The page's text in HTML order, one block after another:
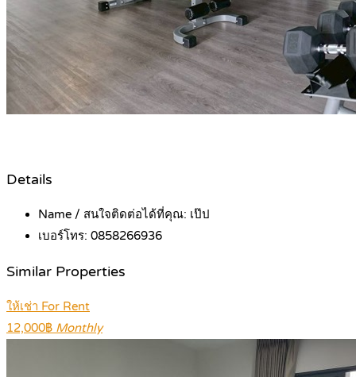
Details
Name / สนใจติดต่อได้ที่คุณ: เป๊ป
เบอร์โทร: 0858266936
Similar Properties
ให้เช่า For Rent
12,000฿ Monthly